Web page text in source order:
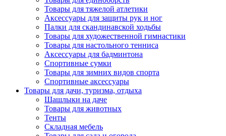
Товары для тяжелой атлетики
Аксессуары для защиты рук и ног
Палки для скандинавской ходьбы
Товары для художественной гимнастики
Товары для настольного тенниса
Аксессуары для бадминтона
Спортивные сумки
Товары для зимних видов спорта
Спортивные аксессуары
Товары для дачи, туризма, отдыха
Шашлыки на даче
Товары для животных
Тенты
Складная мебель